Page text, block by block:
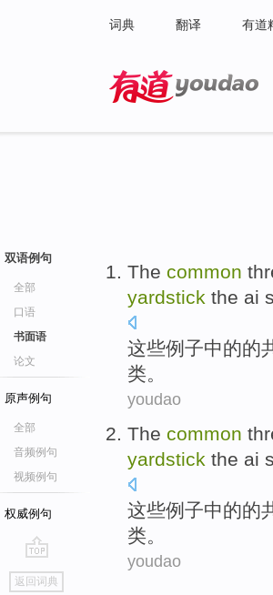
词典 翻译 有道
双语例句
全部
口语
书面语
论文
原声例句
全部
音频例句
视频例句
权威例句
go
top
返回词典
The common
yardstick the ai
这些例子中的的
类。
youdao
The common
yardstick the ai
这些例子中的的
类。
youdao